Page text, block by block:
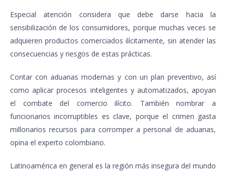
Especial atención considera que debe darse hacia la
sensibilización de los consumidores, porque muchas veces se
adquieren productos comerciados ilícitamente, sin atender las
consecuencias y riesgos de estas prácticas.
Contar con aduanas modernas y con un plan preventivo, así
como aplicar procesos inteligentes y automatizados, apoyan
el combate del comercio ilícito. También nombrar a
funcionarios incorruptibles es clave, porque el crimen gasta
millonarios recursos para corromper a personal de aduanas,
opina el experto colombiano.
Latinoamérica en general es la región más insegura del mundo